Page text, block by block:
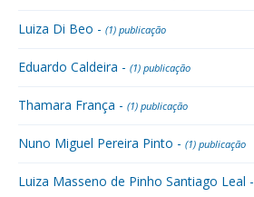
Luiza Di Beo - (1) publicação
Eduardo Caldeira - (1) publicação
Thamara França - (1) publicação
Nuno Miguel Pereira Pinto - (1) publicação
Luiza Masseno de Pinho Santiago Leal -